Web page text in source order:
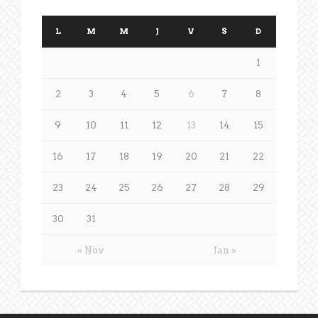
L M M J V S D
« Nov Jan »
1
2 3 4 5 6 7 8
9 10 11 12 13 14 15
16 17 18 19 20 21 22
23 24 25 26 27 28 29
30 31